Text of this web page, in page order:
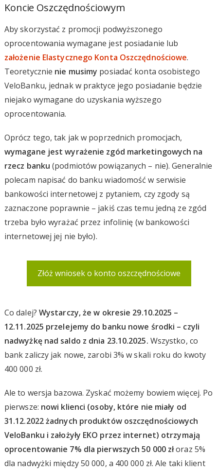
Koncie Oszczędnościowym
Aby skorzystać z promocji podwyższonego
oprocentowania wymagane jest posiadanie lub
założenie Elastycznego Konta Oszczędnościowe.
Teoretycznie nie musimy posiadać konta osobistego
VeloBanku, jednak w praktyce jego posiadanie będzie
niejako wymagane do uzyskania wyższego
oprocentowania.
Oprócz tego, tak jak w poprzednich promocjach,
wymagane jest wyrażenie zgód marketingowych na
rzecz banku (podmiotów powiązanych – nie). Generalnie
polecam napisać do banku wiadomość w serwisie
bankowości internetowej z pytaniem, czy zgody są
zaznaczone poprawnie – jakiś czas temu jedną ze zgód
trzeba było wyrażać przez infolinię (w bankowości
internetowej jej nie było).
Złóż wniosek o konto oszczędnościowe
Co dalej? Wystarczy, że w okresie 29.10.2025 –
12.11.2025 przelejemy do banku nowe środki – czyli
nadwyżkę nad saldo z dnia 23.10.2025. Wszystko, co
bank zaliczy jak nowe, zarobi 3% w skali roku do kwoty
400 000 zł.
Ale to wersja bazowa. Zyskać możemy bowiem więcej. Po
pierwsze: nowi klienci (osoby, które nie miały od
31.12.2022 żadnych produktów oszczędnościowych
VeloBanku i założyły EKO przez internet) otrzymają
oprocentowanie 7% dla pierwszych 50 000 złoraz 5%
dla nadwyżki między 50 000, a 400 000 zł. Ale taki klient